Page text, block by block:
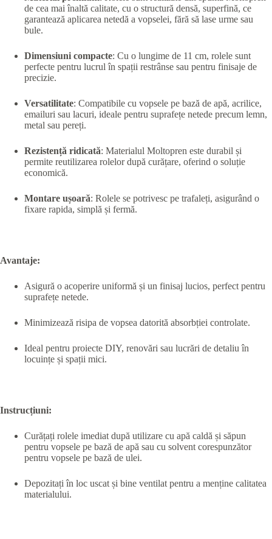
de cea mai înaltă calitate, cu o structură densă, superfină, ce
garantează aplicarea netedă a vopselei, fără să lase urme sau
bule.
Dimensiuni compacte: Cu o lungime de 11 cm, rolele sunt
perfecte pentru lucrul în spații restrânse sau pentru finisaje de
precizie.
Versatilitate: Compatibile cu vopsele pe bază de apă, acrilice,
emailuri sau lacuri, ideale pentru suprafețe netede precum lemn,
metal sau pereți.
Rezistență ridicată: Materialul Moltopren este durabil și
permite reutilizarea rolelor după curățare, oferind o soluție
economică.
Montare ușoară: Rolele se potrivesc pe trafaleți, asigurând o
fixare rapida, simplă și fermă.
Avantaje:
Asigură o acoperire uniformă și un finisaj lucios, perfect pentru
suprafețe netede.
Minimizează risipa de vopsea datorită absorbției controlate.
Ideal pentru proiecte DIY, renovări sau lucrări de detaliu în
locuințe și spații mici.
Instrucțiuni:
Curățați rolele imediat după utilizare cu apă caldă și săpun
pentru vopsele pe bază de apă sau cu solvent corespunzător
pentru vopsele pe bază de ulei.
Depozitați în loc uscat și bine ventilat pentru a menține calitatea
materialului.